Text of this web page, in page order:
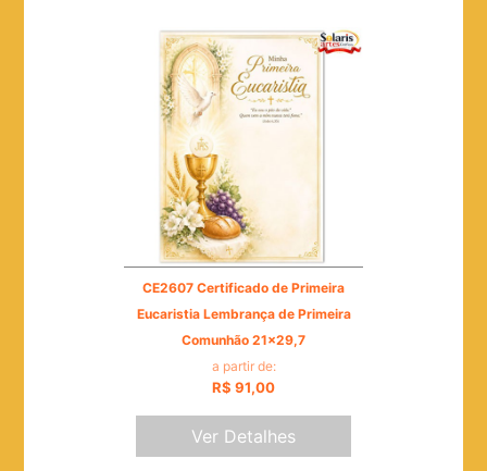
CE2607 Certificado de Primeira
Eucaristia Lembrança de Primeira
Comunhão 21x29,7
a partir de:
R$ 91,00
Ver Detalhes